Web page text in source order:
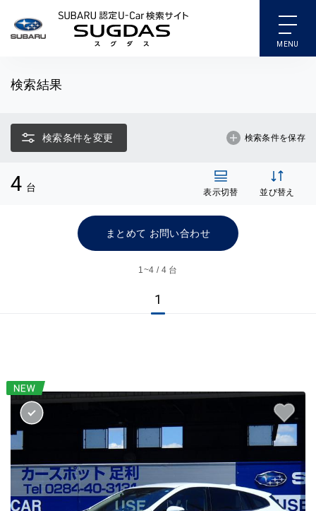
SUBARU 認定U-Car検索
検索結果
検索条件を変更 検索条件を保存
4 台 表示切替 並び替え
まとめて お問い合わせ
1~4 / 4 台
1